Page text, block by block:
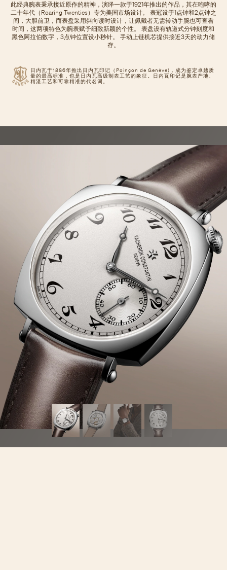
日内瓦于1886年推出日内瓦印记（Poinçon de Genève)，成为鉴定卓越质
量的最高标准，也是日内瓦高级制表工艺的象征。日内瓦印记是腕表产地、
精湛工艺和可靠精准的代名词。
此经典腕表秉承接近原作的精神，演绎一款于1921年推出的作品，其在咆哮的
二十年代（Roaring Twenties）专为美国市场设计。 表冠设于1点钟和2点钟之
间，大胆前卫，而表盘采用斜向读时设计，让佩戴者无需转动手腕也可查看
时间，这两项特色为腕表赋予细致新颖的个性。 表盘设有轨道式分钟刻度和
黑色阿拉伯数字，3点钟位置设小秒针。 手动上链机芯提供接近3天的动力储
存。